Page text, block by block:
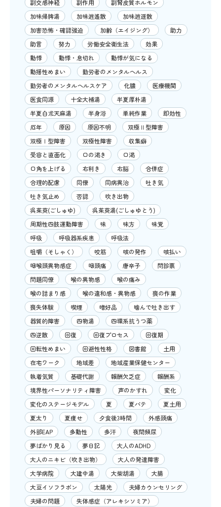
副交感神経 副作用
副腎皮質ホルモン
加味帰脾湯
加味逍遙散
加味逍遥散
加害恐怖・確認強迫
加齢（エイジング）
助力
助言
努力 労働安全衛生法
効果
動悸
動悸・息切れ
動悸が気になる
動揺性めまい
勤労者のメンタルヘルス
勤労者のメンタルヘルスケア
化膿
医療機関
医食同源
十全大補湯
半夏厚朴湯
半夏白朮天麻湯
半身浴 単純作業
即効性
厄年
原因 原因不明
双極Ⅱ型障害
双極Ⅰ型障害
双極性障害
収集癖
受容と直面化
口の渇き
口渇
口角を上げる
右利き 右脳
合併症
合理的配慮
同僚 同病異治
吐き気
吐き気止め
否認
吹き出物
呉茱萸(ごしゅゆ)
呉茱萸湯(ごしゅゆとう)
周期性四肢運動障害
味 味方
味覚
呼吸
呼吸器系疾患
呼吸法
咀嚼（そしゃく）
咬筋 咳の発作
咳払い
咽喉頭異物感症
咽頭痛 唐辛子
問診票
問題同僚
喉の異物感
喉の痛み
喉の詰まり感
喉の違和感・異物感
喪の作業
喪失体験
喫煙 嗜好品
噛んで吐き出す
器質的障害
四物湯
四環系抗うつ薬
四逆散
回復 回復プロセス
回復期
回転性めまい
回避性性格 図書館
土用
在宅ワーク
地域差
地域産業保健センター
執着気質
基礎代謝 報酬欠乏症
報酬系
境界性パーソナリティ障害
声のかすれ
変化
変化のステージモデル
夏 夏バテ
夏土用
夏太り
夏痩せ 夕食後3時間
外感頭痛
外部EAP
多動性 多汗
夜間頻尿
夢ばかり見る
夢日記
大人のADHD
大人のニキビ（吹き出物）
大人の発達障害
大学病院
大建中湯 大柴胡湯
大腸
大豆イソフラボン
太陽光
夫婦カウンセリング
夫婦の問題
失体感症（アレキシソミア）